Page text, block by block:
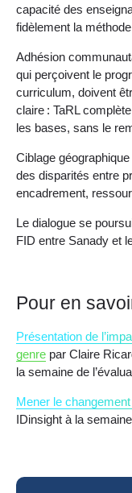
capacité des
fidèlement la
Adhésion
qui perçoivent le
curriculum, doivent
claire : TaRL
les bases, sans le
Ciblage
des disparités entre
encadrement,
Le dialogue se
FID entre Sanady et
Pour en
Présentation de
genre par Claire
la semaine de
Mener le
IDinsight à la